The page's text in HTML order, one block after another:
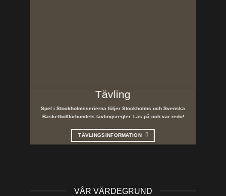
Tävling
Spel i Stockholmsserierna följer Stockholms och Svenska
Basketbollförbundets tävlingsregler. Läs på och var redo!
TÄVLINGSINFORMATION
VÅR VÄRDEGRUND